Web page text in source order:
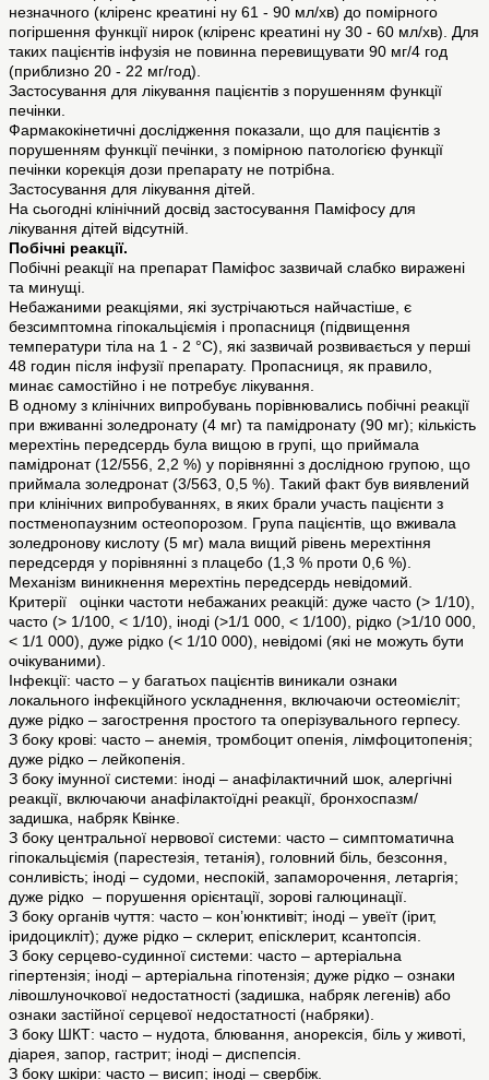
незначного (кліренс креатині ну 61 - 90 мл/хв) до помірного
погіршення функції нирок (кліренс креатині ну 30 - 60 мл/хв). Для
таких пацієнтів інфузія не повинна перевищувати 90 мг/4 год
(приблизно 20 - 22 мг/год).
Застосування для лікування пацієнтів з порушенням функції
печінки.
Фармакокінетичні дослідження показали, що для пацієнтів з
порушенням функції печінки, з помірною патологією функції
печінки корекція дози препарату не потрібна.
Застосування для лікування дітей.
На сьогодні клінічний досвід застосування Паміфосу для
лікування дітей відсутній.
Побічні реакції.
Побічні реакції на препарат Паміфос зазвичай слабко виражені
та минущі.
Небажаними реакціями, які зустрічаються найчастіше, є
безсимптомна гіпокальціємія і пропасниця (підвищення
температури тіла на 1 - 2 °С), які зазвичай розвивається у перші
48 годин після інфузії препарату. Пропасниця, як правило,
минає самостійно і не потребує лікування.
В одному з клінічних випробувань порівнювались побічні реакції
при вживанні золедронату (4 мг) та памідронату (90 мг); кількість
мерехтінь передсердь була вищою в групі, що приймала
памідронат (12/556, 2,2 %) у порівнянні з дослідною групою, що
приймала золедронат (3/563, 0,5 %). Такий факт був виявлений
при клінічних випробуваннях, в яких брали участь пацієнти з
постменопаузним остеопорозом. Група пацієнтів, що вживала
золедронову кислоту (5 мг) мала вищий рівень мерехтіння
передсердя у порівнянні з плацебо (1,3 % проти 0,6 %).
Механізм виникнення мерехтінь передсердь невідомий.
Критерії оцінки частоти небажаних реакцій: дуже часто (> 1/10),
часто (> 1/100, < 1/10), іноді (>1/1 000, < 1/100), рідко (>1/10 000,
< 1/1 000), дуже рідко (< 1/10 000), невідомі (які не можуть бути
очікуваними).
Інфекції: часто – у багатьох пацієнтів виникали ознаки
локального інфекційного ускладнення, включаючи остеомієліт;
дуже рідко – загострення простого та оперізувального герпесу.
З боку крові: часто – анемія, тромбоцит опенія, лімфоцитопенія;
дуже рідко – лейкопенія.
З боку імунної системи: іноді – анафілактичний шок, алергічні
реакції, включаючи анафілактоїдні реакції, бронхоспазм/
задишка, набряк Квінке.
З боку центральної нервової системи: часто – симптоматична
гіпокальціємія (парестезія, тетанія), головний біль, безсоння,
сонливість; іноді – судоми, неспокій, запаморочення, летаргія;
дуже рідко – порушення орієнтації, зорові галюцинації.
З боку органів чуття: часто – кон’юнктивіт; іноді – увеїт (ірит,
іридоцикліт); дуже рідко – склерит, епісклерит, ксантопсія.
З боку серцево-судинної системи: часто – артеріальна
гіпертензія; іноді – артеріальна гіпотензія; дуже рідко – ознаки
лівошлуночкової недостатності (задишка, набряк легенів) або
ознаки застійної серцевої недостатності (набряки).
З боку ШКТ: часто – нудота, блювання, анорексія, біль у животі,
діарея, запор, гастрит; іноді – диспепсія.
З боку шкіри: часто – висип; іноді – свербіж.